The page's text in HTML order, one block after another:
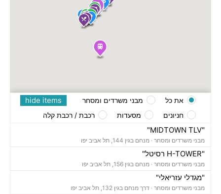
"MIDTOWN TLV"
מבני משרדים ומסחר · מנחם בגין 144, תל אביב יפו
"H-TOWER רסיטל"
מבני משרדים ומסחר · מנחם בגין 156, תל אביב יפו
"מגדלי עזריאלי"
מבני משרדים ומסחר · דרך מנחם בגין 132, תל אביב יפו
hide items את כל
מבני משרדים ומסחר
חניונים
מסעדות רכבת / רכבת קלה